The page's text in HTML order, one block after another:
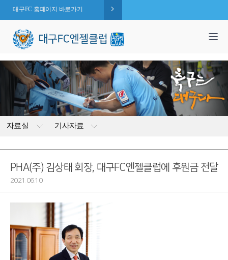
대구FC 홈페이지 바로가기
자료실 기사자료
PHA(주) 김상태 회장, 대구FC엔젤클럽에 후원금 전달
2021.06.10